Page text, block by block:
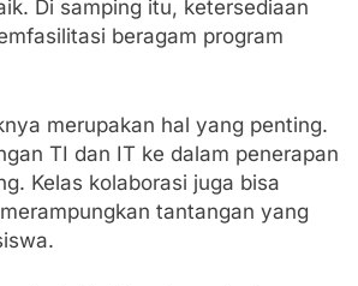
Di samping itu, ketersediaan
beragam program
merupakan hal yang penting.
TI dan IT ke dalam penerapan
Kelas kolaborasi juga bisa
tantangan yang